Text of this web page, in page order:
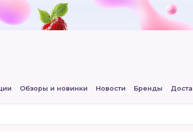
Обзоры и новинки Новости Бренды